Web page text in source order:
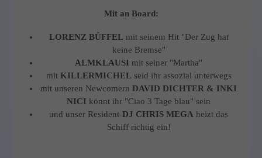
Mit an Board:
LORENZ BÜFFEL mit seinem Hit "Der Zug hat
keine Bremse"
ALMKLAUSI mit seiner "Martha"
mit KILLERMICHEL seid ihr assozial unterwegs
mit unseren Newcomern DAVID DICHTER & INKI
NICI könnt ihr "Ciao 3 Tage blau" sein
und unser Resident-DJ CHRIS MEGA heizt das
Schiff richtig ein!